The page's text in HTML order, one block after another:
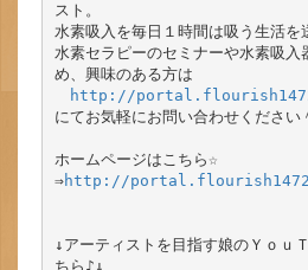
スト。
水素吸入を毎日１時間は吸う生活を
水素セラピーのセミナーや水素吸入
め、興味のある方は
http://
にてお気軽にお問い合わせください
ホームページはこちら☆
⇒http://
↓アーティストを目指す娘のＹｏｕ